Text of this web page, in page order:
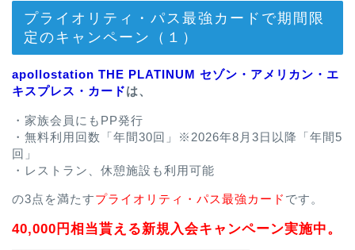
プライオリティ・パス最強カードで期間限
定のキャンペーン（１）
apollostation THE PLATINUM セゾン・アメリカン・エ
キスプレス・カードは、
・家族会員にもPP発行
・無料利用回数「年間30回」※2026年8月3日以降「年間5
回」
・レストラン、休憩施設も利用可能
の3点を満たすプライオリティ・パス最強カード です。
40,000円相当貰える新規入会キャンペーン実施中。